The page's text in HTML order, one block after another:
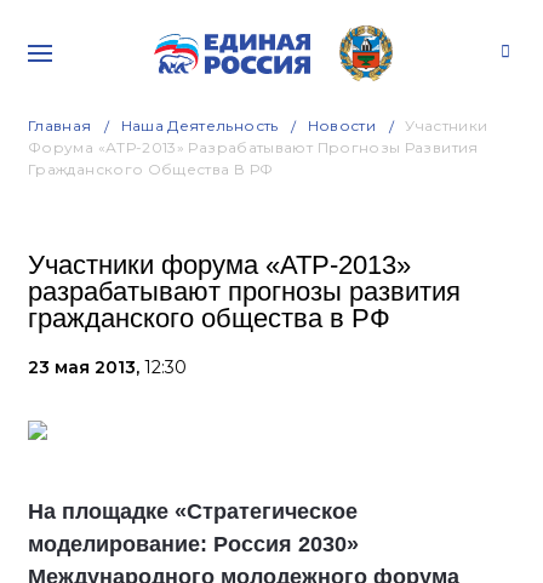
Главная Наша Деятельность Новости
Участники
Форума «АТР-2013» Разрабатывают Прогнозы Развития
Гражданского Общества В РФ
Участники форума «АТР-2013»
разрабатывают прогнозы развития
гражданского общества в РФ
23 мая 2013, 12:30
На площадке «Стратегическое
моделирование: Россия 2030»
Международного молодежного форума